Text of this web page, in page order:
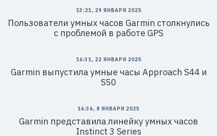
13:21, 29 ЯНВАРЯ 2025
Пользователи умных часов Garmin столкнулись
с проблемой в работе GPS
16:31, 22 ЯНВАРЯ 2025
Garmin выпустила умные часы Approach S44 и
S50
16:36, 8 ЯНВАРЯ 2025
Garmin представила линейку умных часов
Instinct 3 Series